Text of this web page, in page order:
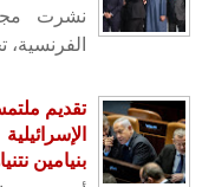
نشرت
تقديم
بنيامين